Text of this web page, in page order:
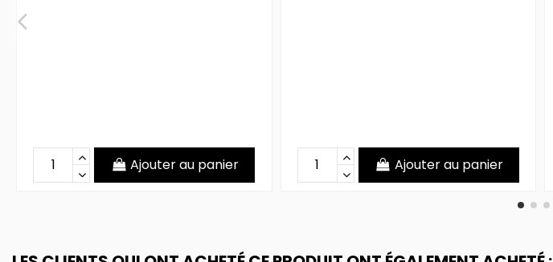
Ajouter au panier Ajouter au panier